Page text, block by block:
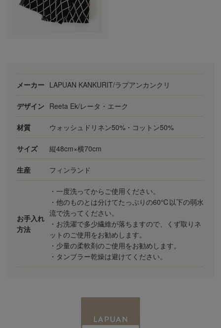
メーカー LAPUAN KANKURIT/ラプアンカンクリ
デザイン Reeta Ek/レータ・エーク
材質 ウォッシュドリネン50%・コットン50%
サイズ 縦48cm×横70cm
生産 フィンランド
お手入れ
方法
・一度洗ってからご使用ください。
・他のものとは分けてたっぷりの60℃以下の弱水
流で洗ってください。
・お洗濯で多少繊維が落ちますので、くず取りネ
ットのご使用をお勧めします。
・少量の柔軟剤のご使用をお勧めします。
・タンブラー乾燥は避けてください。